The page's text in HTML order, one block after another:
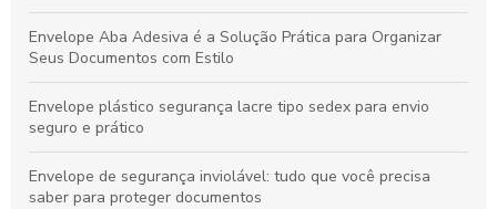
Envelope Aba Adesiva é a Solução Prática para Organizar
Seus Documentos com Estilo
Envelope plástico segurança lacre tipo sedex para envio
seguro e prático
Envelope de segurança inviolável: tudo que você precisa
saber para proteger documentos